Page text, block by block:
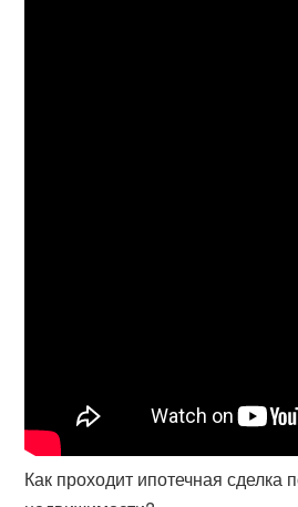
Как проходит ипотечная сделка